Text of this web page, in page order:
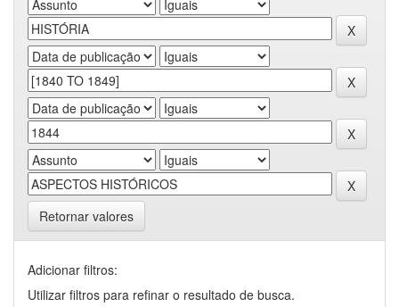
Retornar valores
Adicionar filtros:
Utilizar filtros para refinar o resultado de busca.